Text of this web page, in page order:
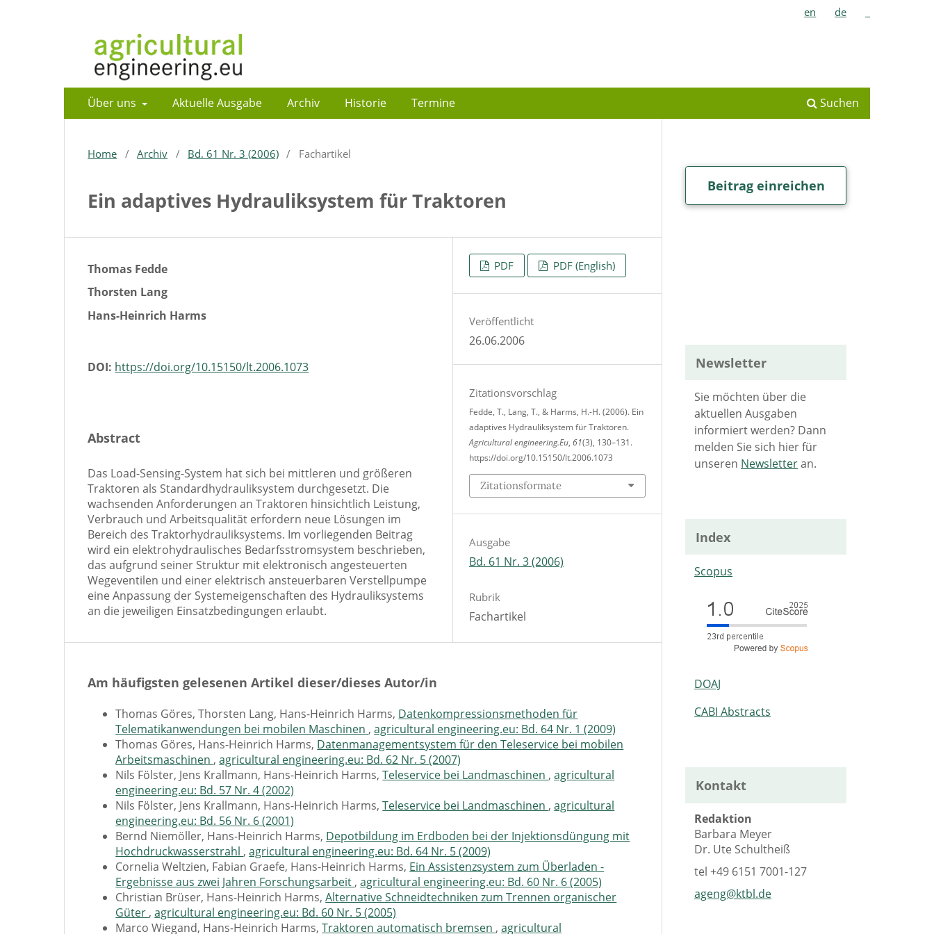
Über uns Aktuelle Ausgabe Archiv Historie Termine Suchen
en de
Home / Archiv / Bd. 61 Nr. 3 (2006) / Fachartikel
Ein adaptives Hydrauliksystem für Traktoren
Thomas Fedde
Thorsten Lang
Hans-Heinrich Harms
DOI: https://doi.org/10.15150/lt.2006.1073
Abstract
Das Load-Sensing-System hat sich bei mittleren und größeren
Traktoren als Standardhydrauliksystem durchgesetzt. Die
wachsenden Anforderungen an Traktoren hinsichtlich Leistung,
Verbrauch und Arbeitsqualität erfordern neue Lösungen im
Bereich des Traktorhydrauliksystems. Im vorliegenden Beitrag
wird ein elektrohydraulisches Bedarfsstromsystem beschrieben,
das aufgrund seiner Struktur mit elektronisch angesteuerten
Wegeventilen und einer elektrisch ansteuerbaren Verstellpumpe
eine Anpassung der Systemeigenschaften des Hydrauliksystems
an die jeweiligen Einsatzbedingungen erlaubt.
PDF PDF (English)
Veröffentlicht
26.06.2006
Zitationsvorschlag
Fedde, T., Lang, T., & Harms, H.-H. (2006). Ein
adaptives Hydrauliksystem für Traktoren.
Agricultural engineering.Eu, 61(3), 130–131.
https://doi.org/10.15150/lt.2006.1073
Zitationsformate
Ausgabe
Bd. 61 Nr. 3 (2006)
Rubrik
Fachartikel
Am häufigsten gelesenen Artikel dieser/dieses Autor/in
Thomas Göres, Thorsten Lang, Hans-Heinrich Harms, Datenkompressionsmethoden für
Telematikanwendungen bei mobilen Maschinen ,agricultural engineering.eu: Bd. 64 Nr. 1 (2009)
Thomas Göres, Hans-Heinrich Harms, Datenmanagementsystem für den Teleservice bei mobilen
Arbeitsmaschinen ,agricultural engineering.eu: Bd. 62 Nr. 5 (2007)
Nils Fölster, Jens Krallmann, Hans-Heinrich Harms,Teleservice bei Landmaschinen ,agricultural
engineering.eu: Bd. 57 Nr. 4 (2002)
Nils Fölster, Jens Krallmann, Hans-Heinrich Harms,Teleservice bei Landmaschinen ,agricultural
engineering.eu: Bd. 56 Nr. 6 (2001)
Bernd Niemöller, Hans-Heinrich Harms, Depotbildung im Erdboden bei der Injektionsdüngung mit
Hochdruckwasserstrahl ,agricultural engineering.eu: Bd. 64 Nr. 5 (2009)
Cornelia Weltzien, Fabian Graefe, Hans-Heinrich Harms, Ein Assistenzsystem zum Überladen -
Ergebnisse aus zwei Jahren Forschungsarbeit ,agricultural engineering.eu: Bd. 60 Nr. 6 (2005)
Christian Brüser, Hans-Heinrich Harms,Alternative Schneidtechniken zum Trennen organischer
Güter ,agricultural engineering.eu: Bd. 60 Nr. 5 (2005)
Marco Wiegand, Hans-Heinrich Harms,Traktoren automatisch bremsen ,agricultural
Beitrag einreichen
Newsletter
Sie möchten über die
aktuellen Ausgaben
informiert werden? Dann
melden Sie sich hier für
unseren Newsletteran.
Index
Scopus
DOAJ
CABI Abstracts
Kontakt
Redaktion
Barbara Meyer
Dr. Ute Schultheiß
tel+49 6151 7001-127
ageng@ktbl.de